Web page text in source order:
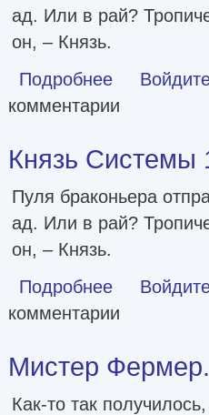
ад. Или в рай?
он, – Князь.
Подробнее о Князь Системы 2
комментарии
Князь Системы
Пуля браконьера
ад. Или в рай?
он, – Князь.
Подробнее о Князь Системы 1
комментарии
Мистер
Как-то так